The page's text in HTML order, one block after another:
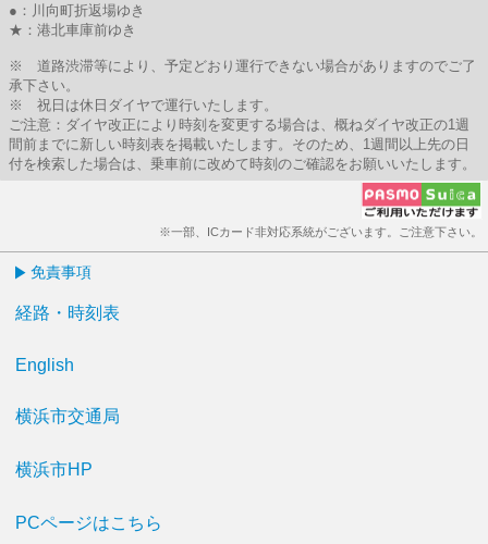
●：川向町折返場ゆき
★：港北車庫前ゆき
※ 道路渋滞等により、予定どおり運行できない場合がありますのでご了
承下さい。
※ 祝日は休日ダイヤで運行いたします。
ご注意：ダイヤ改正により時刻を変更する場合は、概ねダイヤ改正の1週
間前までに新しい時刻表を掲載いたします。そのため、1週間以上先の日
付を検索した場合は、乗車前に改めて時刻のご確認をお願いいたします。
※一部、ICカード非対応系統がございます。ご注意下さい。
免責事項
経路・時刻表
English
横浜市交通局
横浜市HP
PCページはこちら